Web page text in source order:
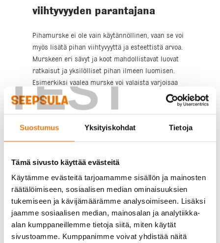
TEST
Suostumus Yksityiskohdat Tietoja
Tämä sivusto käyttää evästeitä
Käytämme evästeitä tarjoamamme sisällön ja mainosten
räätälöimiseen, sosiaalisen median ominaisuuksien
tukemiseen ja kävijämäärämme analysoimiseen. Lisäksi
jaamme sosiaalisen median, mainosalan ja analytiikka-
alan kumppaneillemme tietoja siitä, miten käytät
sivustoamme. Kumppanimme voivat yhdistää näitä
viihtyvyyden parantajana
Pihamurske ei ole vain käytännöllinen, vaan se voi
myös lisätä pihan viihtyvyyttä ja esteettistä arvoa.
Murskeen eri sävyt ja koot mahdollistavat luovat
ratkaisut ja yksilölliset pihan ilmeen luomisen.
Esimerkiksi vaalea murske voi valaista varjoisaa
puutarhaa, kun taas tummemmat sävyt tuovat
kontrastia ja syvyyttä pihan kokonaisilmeeseen. Me
murskeita, jotta löydät juuri sinun pihallesi
sopivan vaihtoehdon.
Lisäksi pihamurske on erinomainen valinta pihan
ympäristöystävällisyyden parantamiseen. Se
läpäisee vettä, mikä auttaa ehkäisemään
hulevesiongelmia ja vähentämään kuormitusta
viemäriverkostolle. Tämä ominaisuus tekee
murskeesta myös suositun valinnan sadevesien
hallintaan ja pihan luonnolliseen kuivatukseen.